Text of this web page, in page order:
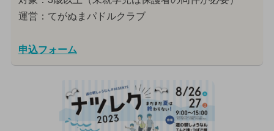
運営：てがぬまパドルクラブ
申込フォーム